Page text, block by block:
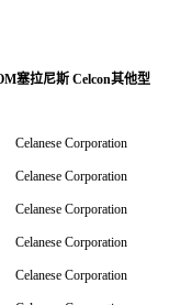
塞拉尼斯 Celcon其他型
Celanese Corporation
Celanese Corporation
Celanese Corporation
Celanese Corporation
Celanese Corporation